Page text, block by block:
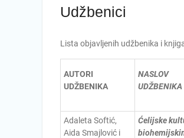
Udžbenici
Lista objavljenih udžbenika i
AUTORI
UDŽBENIKA
NASLOV
UDŽBENIKA
Adaleta Softić,
Aida Smajlović i
Ćelijske